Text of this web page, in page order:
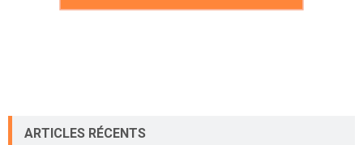
ARTICLES RÉCENTS